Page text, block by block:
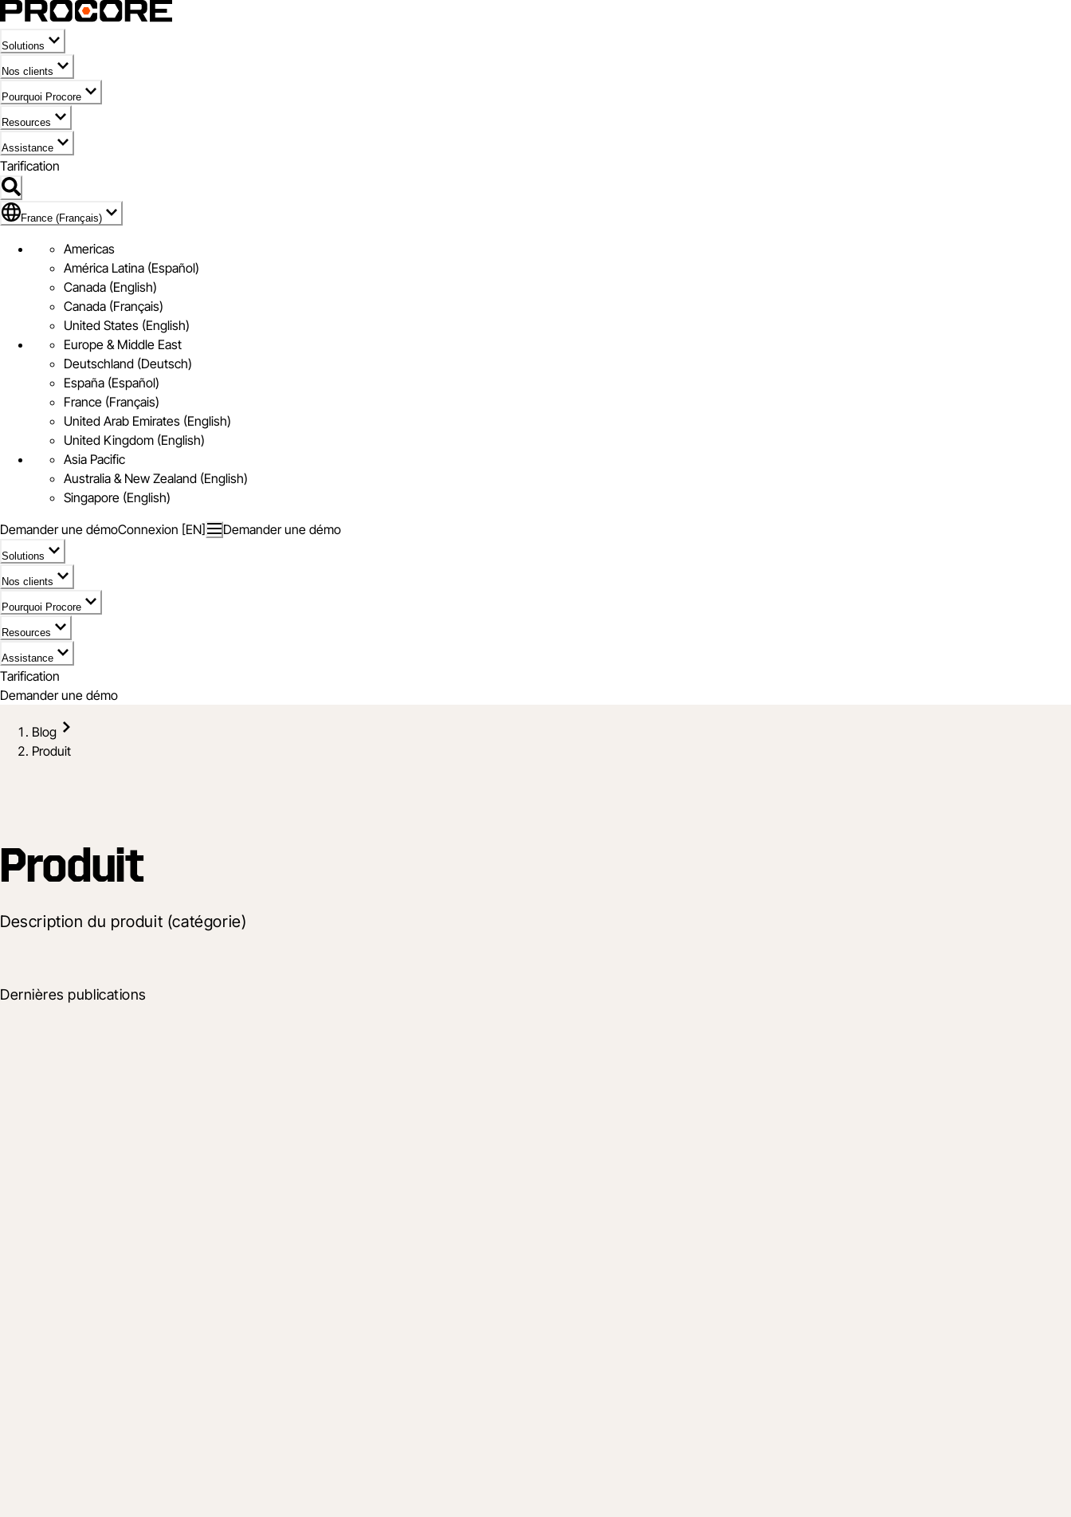
Solutions
Nos clients
Pourquoi Procore
Resources
Assistance
Tarification
Pavillon de France (Français)
France (Français)
Americas
América Latina (Español)
Canada (English)
Canada (Français)
United States (English)
Europe & Middle East
Deutschland (Deutsch)
España (Español)
France (Français)
United Arab Emirates (English)
United Kingdom (English)
Asia Pacific
Australia & New Zealand (English)
Singapore (English)
Demander une démoConnexion [EN] Demander une démo
Solutions
Nos clients
Pourquoi Procore
Resources
Assistance
Tarification
Demander une démo
Blog
Produit
Produit
Description du produit (catégorie)
Dernières publications